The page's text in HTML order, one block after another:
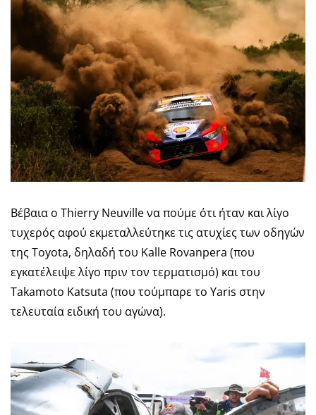
Βέβαια ο Thierry Neuville να πούμε ότι ήταν και λίγο
τυχερός αφού εκμεταλλεύτηκε τις ατυχίες των οδηγών
της Toyota, δηλαδή του Kalle Rovanpera (που
εγκατέλειψε λίγο πριν τον τερματισμό) και του
Takamoto Katsuta (που τούμπαρε το Yaris στην
τελευταία ειδική του αγώνα).